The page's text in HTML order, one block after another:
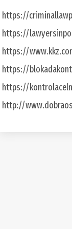
https://
https://
https://
https://
https://
http://